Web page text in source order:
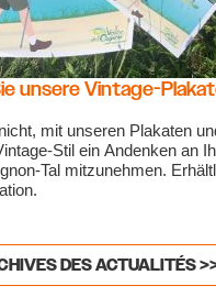
unsere Vintage-
mit unseren Plakaten
Stil ein Andenken an
mitzunehmen. Erhältlich in der
DES ACTUALITÉS